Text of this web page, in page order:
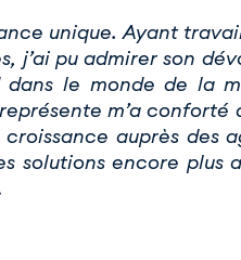
unique. Ayant
j’ai pu admirer son
dans le monde de la
m’a conforté
auprès des
solutions encore plus